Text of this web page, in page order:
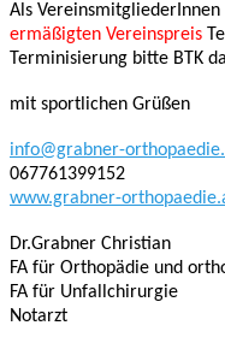
Als
ermäßigten Vereinspreis
Terminisierung bitte BTK
mit sportlichen Grüßen
info@grabner-
067761399152
www.grabner-
Dr.Grabner Christian
FA für Orthopädie und
FA für Unfallchirurgie
Notarzt